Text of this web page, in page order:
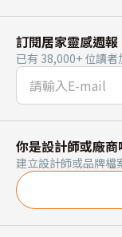
訂閱居家靈感週報
已有 38,000+ 位讀者
你是設計師或廠商
建立設計師或品牌